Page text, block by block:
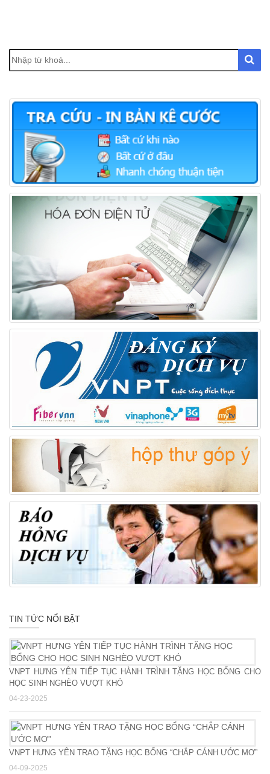
TIN TỨC NỔI BẬT
VNPT HƯNG YÊN TIẾP TỤC HÀNH TRÌNH TẶNG HỌC BỔNG CHO
HỌC SINH NGHÈO VƯỢT KHÓ
04-23-2025
VNPT HƯNG YÊN TRAO TẶNG HỌC BỔNG “CHẮP CÁNH ƯỚC MƠ”
04-09-2025